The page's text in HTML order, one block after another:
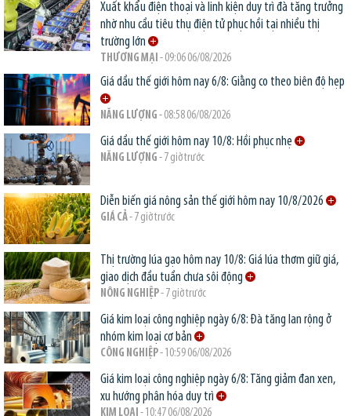
Xuất khẩu điện thoại và linh kiện duy trì đà tăng trưởng
nhờ nhu cầu tiêu thụ điện tử phục hồi tại nhiều thị
trường lớn
THƯƠNG MẠI - 09:06 06/08/2026
Giá dầu thế giới hôm nay 6/8: Giằng co theo biên độ hẹp
NĂNG LƯỢNG - 08:58 06/08/2026
Giá dầu thế giới hôm nay 10/8: Hồi phục nhẹ
NĂNG LƯỢNG - 7 giờ trước
Diễn biến giá nông sản thế giới hôm nay 10/8/2026
GIÁ CẢ- 7 giờ trước
Thị trường lúa gạo hôm nay 10/8: Giá lúa thơm giữ giá,
giao dịch đầu tuần chưa sôi động
NÔNG NGHIỆP- 7 giờ trước
Giá kim loại công nghiệp ngày 6/8: Đà tăng lan rộng ở
nhóm kim loại cơ bản
CÔNG NGHIỆP- 10:59 06/08/2026
Giá kim loại công nghiệp ngày 6/8: Tăng giảm đan xen,
xu hướng phân hóa duy trì
KIM LOẠI - 10:47 06/08/2026